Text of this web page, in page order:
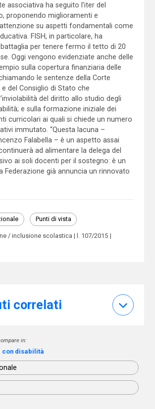
associativa ha seguito l’iter del
proponendo miglioramenti e
su aspetti fondamentali come
FISH, in particolare, ha
per tenere fermo il tetto di 20
Oggi vengono evidenziate anche delle
sulla copertura finanziaria delle
le sentenze della Corte
del Consiglio di Stato che
del diritto allo studio degli
e sulla formazione iniziale dei
curricolari ai quali si chiede un numero
immutato. “Questa lacuna –
Falabella – è un aspetto assai
ad alimentare la delega del
ai soli docenti per il sostegno: è un
Federazione già annuncia un rinnovato
Punti di vista
/ inclusione scolastica
l. 107/2015
correlati
in:
con disabilità